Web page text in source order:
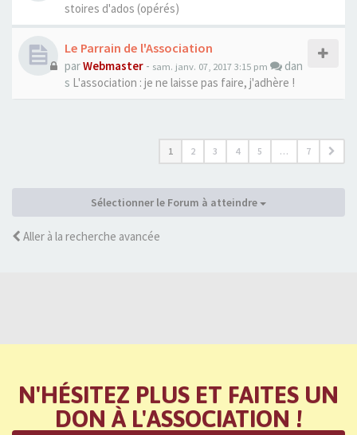
stoires d'ados (opérés)
Le Parrain de l'Association
parWebmaster - sam. janv. 07, 2017 3:15 pm
dan
s L'association : je ne laisse pas faire, j'adhère !
1 2 3 4 5 … 7
Sélectionner le Forum à atteindre
Aller à la recherche avancée
N'HÉSITEZ PLUS ET FAITES UN
DON À L'ASSOCIATION !